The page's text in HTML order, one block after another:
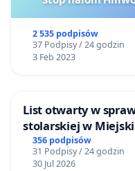
2 535 podpisów
37 Podpisy / 24 godzin
3 Feb 2023
List otwarty w
stolarskiej w
Gdańsku
356 podpisów
31 Podpisy / 24 godzin
30 Jul 2026